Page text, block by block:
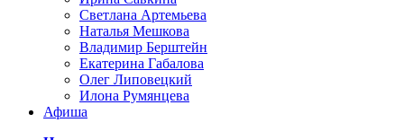
Светлана Артемьева
Наталья Мешкова
Владимир Берштейн
Екатерина Габалова
Олег Липовецкий
Илона Румянцева
Афиша